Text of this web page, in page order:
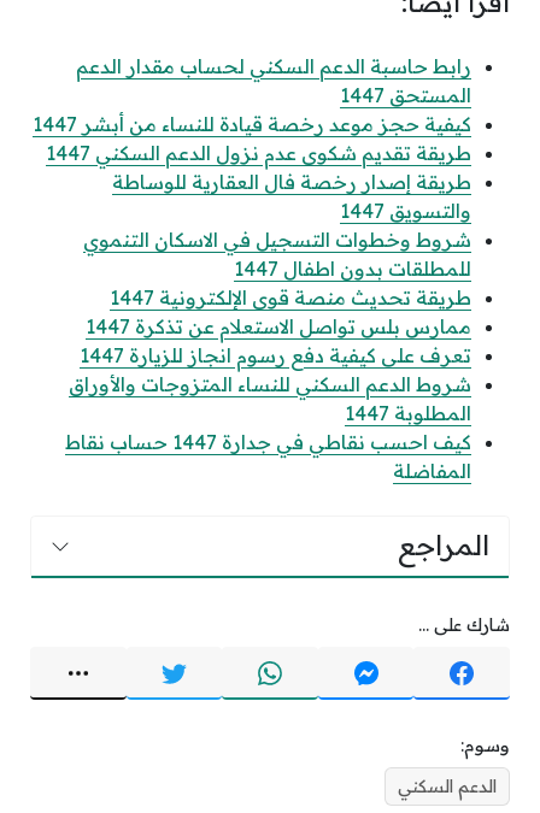
رابط حاسبة الدعم السكني لحساب مقدار الدعم
المستحق 1447
كيفية حجز موعد رخصة قيادة للنساء من أبشر 1447
طريقة تقديم شكوى عدم نزول الدعم السكني 1447
طريقة إصدار رخصة فال العقارية للوساطة
والتسويق 1447
شروط وخطوات التسجيل في الاسكان التنموي
للمطلقات بدون اطفال 1447
طريقة تحديث منصة قوى الإلكترونية 1447
ممارس بلس تواصل الاستعلام عن تذكرة 1447
تعرف على كيفية دفع رسوم انجاز للزيارة 1447
شروط الدعم السكني للنساء المتزوجات والأوراق
المطلوبة 1447
كيف احسب نقاطي في جدارة 1447 حساب نقاط
المفاضلة
المراجع
شارك على ...
وسوم:
الدعم السكني